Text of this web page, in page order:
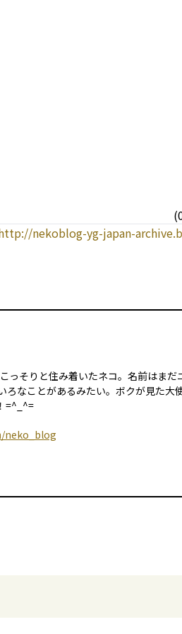
nekoblog-yg-japan-
っそりと住み着いたネコ。名前はまだ
ろなことがあるみたい。ボクが見た大
=^_^=